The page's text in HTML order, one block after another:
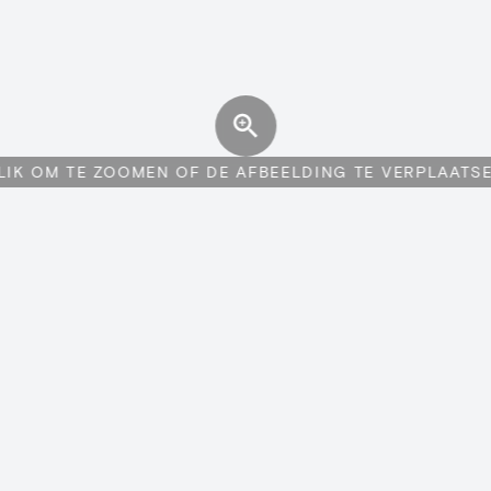
OM TE ZOOMEN OF DE AFBEELDING TE